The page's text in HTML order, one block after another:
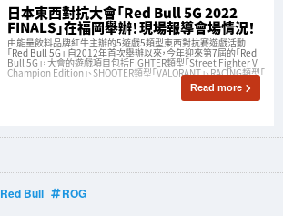
日本東西對抗大會「Red Bull 5G 2022
FINALS」在福岡舉辦！現場報導會場情況！
由能量飲料品牌紅牛主辦的5遊戲5類型東西對抗賽遊戲活動
「Red Bull 5G」 自2012年首次舉辦以來，今年迎來第7屆的「Red
Bull 5G」，大會的遊戲項目包括FIGHTER類型「Street Fighter V
Champion Edition」、SHOOTER類型「VALORANT」、RACING類型「
Read more
Red Bull ROG